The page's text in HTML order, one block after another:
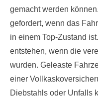
gemacht werden
gefordert, wenn das
in einem Top-Zustand
entstehen, wenn die
wurden. Geleaste
einer
Diebstahls oder Unfalls